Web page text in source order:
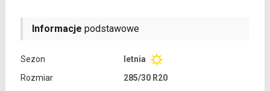
Informacje podstawowe
Sezon
letnia
Rozmiar
285/30 R20